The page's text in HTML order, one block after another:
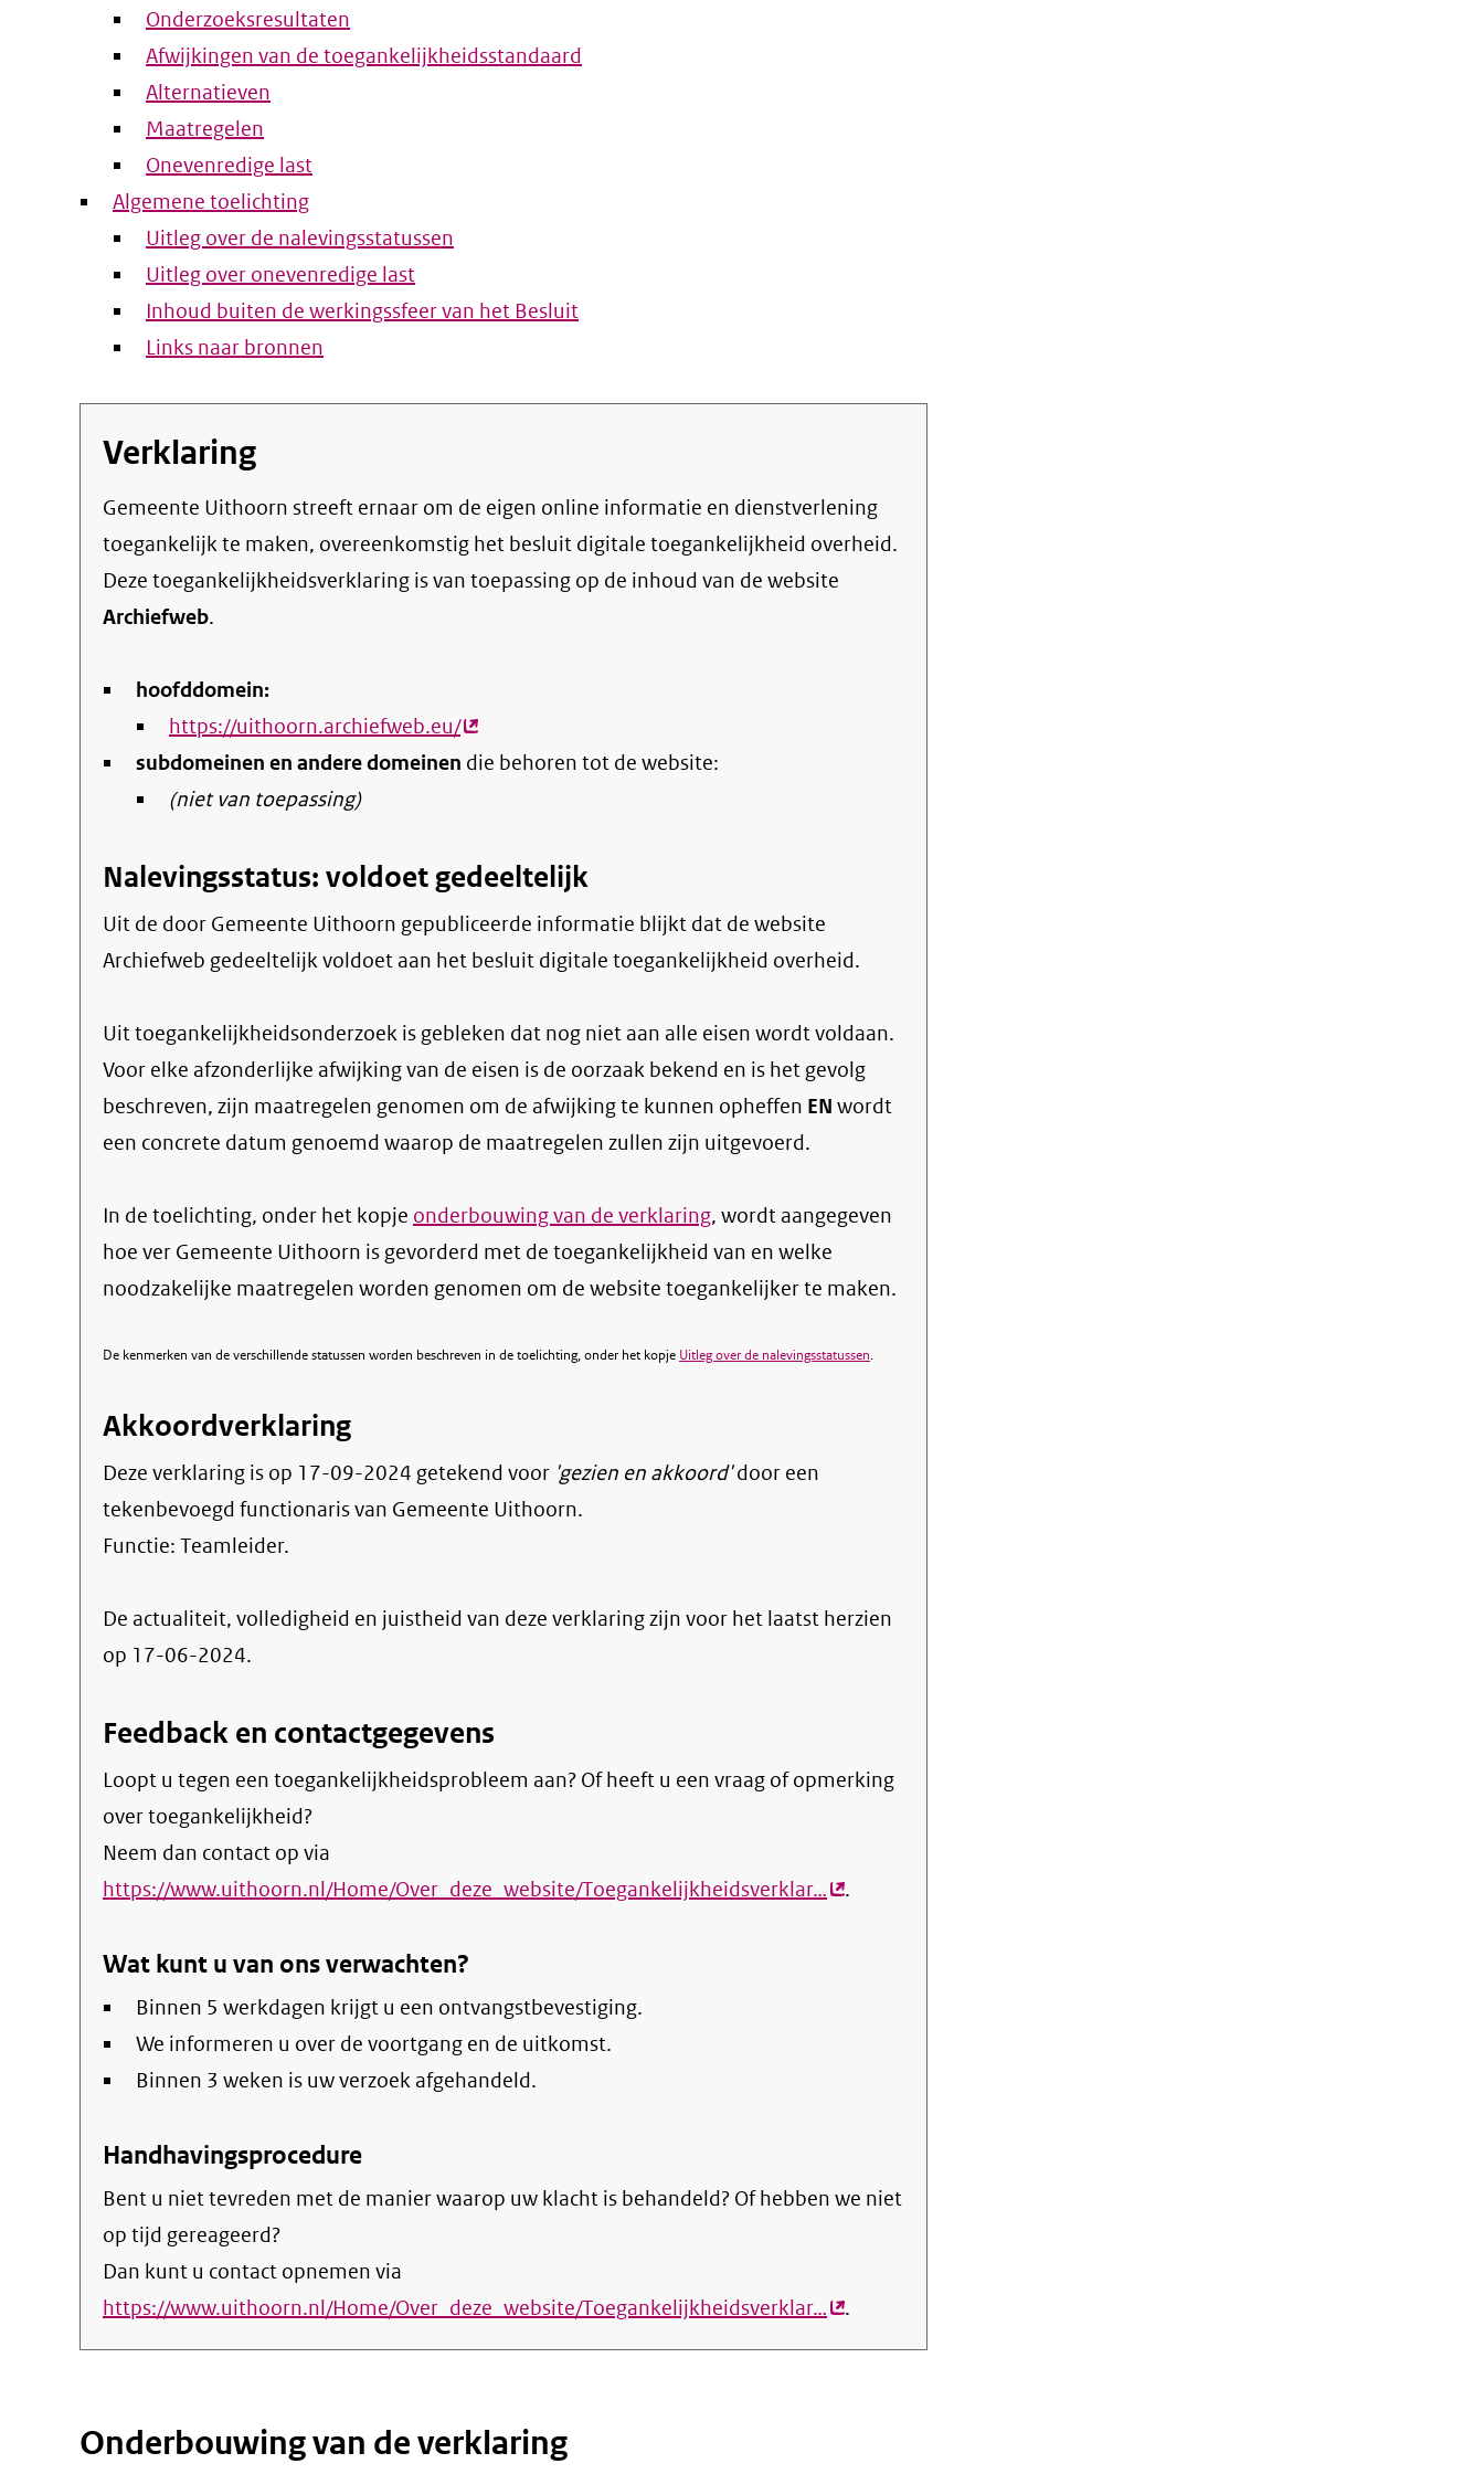
Onderzoeksresultaten
Afwijkingen van de toegankelijkheidsstandaard
Alternatieven
Maatregelen
Onevenredige last
Algemene toelichting
Uitleg over de nalevingsstatussen
Uitleg over onevenredige last
Inhoud buiten de werkingssfeer van het Besluit
Links naar bronnen
Verklaring
Gemeente Uithoorn streeft ernaar om de eigen online informatie en dienstverlening
toegankelijk te maken, overeenkomstig het besluit digitale toegankelijkheid overheid.
Deze toegankelijkheidsverklaring is van toepassing op de inhoud van de website
Archiefweb.
hoofddomein:
https://uithoorn.archiefweb.eu/(externe
link)
subdomeinen en andere domeinen die behoren tot de website:
(niet van toepassing)
Nalevingsstatus: voldoet gedeeltelijk
Uit de door Gemeente Uithoorn gepubliceerde informatie blijkt dat de website
Archiefweb gedeeltelijk voldoet aan het besluit digitale toegankelijkheid overheid.
Uit toegankelijkheidsonderzoek is gebleken dat nog niet aan alle eisen wordt voldaan.
Voor elke afzonderlijke afwijking van de eisen is de oorzaak bekend en is het gevolg
beschreven, zijn maatregelen genomen om de afwijking te kunnen opheffen EN wordt
een concrete datum genoemd waarop de maatregelen zullen zijn uitgevoerd.
In de toelichting, onder het kopje onderbouwing van de verklaring, wordt aangegeven
hoe ver Gemeente Uithoorn is gevorderd met de toegankelijkheid van en welke
noodzakelijke maatregelen worden genomen om de website toegankelijker te maken.
De kenmerken van de verschillende statussen worden beschreven in de toelichting, onder het kopje Uitleg over de nalevingsstatussen.
Akkoordverklaring
Deze verklaring is op 17-09-2024 getekend voor 'gezien en akkoord'door een
tekenbevoegd functionaris van Gemeente Uithoorn.
Functie: Teamleider.
De actualiteit, volledigheid en juistheid van deze verklaring zijn voor het laatst herzien
op 17-06-2024.
Feedback en contactgegevens
Loopt u tegen een toegankelijkheidsprobleem aan? Of heeft u een vraag of opmerking
over toegankelijkheid?
Neem dan contact op via
https://www.uithoorn.nl/Home/Over_deze_website/Toegankelijkheidsverklar…(externe
.
Wat kunt u van ons verwachten?
Binnen 5 werkdagen krijgt u een ontvangstbevestiging.
We informeren u over de voortgang en de uitkomst.
Binnen 3 weken is uw verzoek afgehandeld.
Handhavingsprocedure
Bent u niet tevreden met de manier waarop uw klacht is behandeld? Of hebben we niet
op tijd gereageerd?
Dan kunt u contact opnemen via
https://www.uithoorn.nl/Home/Over_deze_website/Toegankelijkheidsverklar…(externe
link)
.
Onderbouwing van de verklaring